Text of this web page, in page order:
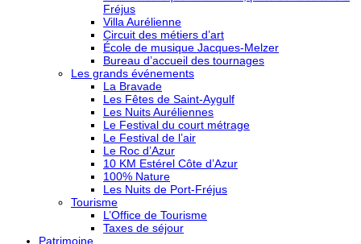
Fréjus
Villa Aurélienne
Circuit des métiers d’art
École de musique Jacques-Melzer
Bureau d’accueil des tournages
Les grands événements
La Bravade
Les Fêtes de Saint-Aygulf
Les Nuits Auréliennes
Le Festival du court métrage
Le Festival de l’air
Le Roc d’Azur
10 KM Estérel Côte d’Azur
100% Nature
Les Nuits de Port-Fréjus
Tourisme
L’Office de Tourisme
Taxes de séjour
Patrimoine